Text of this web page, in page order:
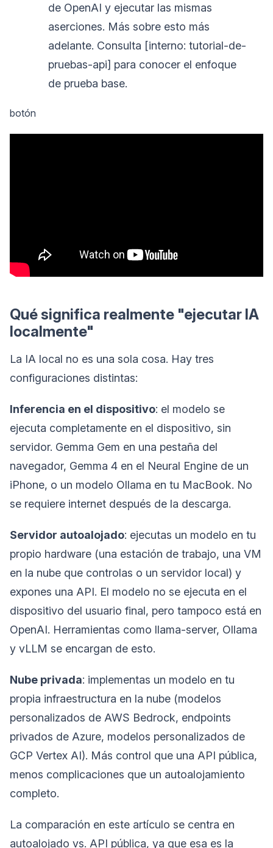
de OpenAI y ejecutar las mismas
aserciones. Más sobre esto más
adelante. Consulta [interno: tutorial-de-
pruebas-api] para conocer el enfoque
de prueba base.
botón
Qué significa realmente "ejecutar IA
localmente"
La IA local no es una sola cosa. Hay tres
configuraciones distintas:
Inferencia en el dispositivo: el modelo se
ejecuta completamente en el dispositivo, sin
servidor. Gemma Gem en una pestaña del
navegador, Gemma 4 en el Neural Engine de un
iPhone, o un modelo Ollama en tu MacBook. No
se requiere internet después de la descarga.
Servidor autoalojado: ejecutas un modelo en tu
propio hardware (una estación de trabajo, una VM
en la nube que controlas o un servidor local) y
expones una API. El modelo no se ejecuta en el
dispositivo del usuario final, pero tampoco está en
OpenAI. Herramientas como llama-server, Ollama
y vLLM se encargan de esto.
Nube privada: implementas un modelo en tu
propia infraestructura en la nube (modelos
personalizados de AWS Bedrock, endpoints
privados de Azure, modelos personalizados de
GCP Vertex AI). Más control que una API pública,
menos complicaciones que un autoalojamiento
completo.
La comparación en este artículo se centra en
autoalojado vs. API pública, ya que esa es la